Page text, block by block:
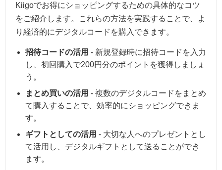
Kiigoでお得にショッピングするための具体的なコツ
をご紹介します。これらの方法を実践することで、よ
り経済的にデジタルコードを購入できます。
招待コードの活用 - 新規登録時に招待コードを入力
し、初回購入で200円分のポイントを獲得しましょ
う。
まとめ買いの活用 - 複数のデジタルコードをまとめ
て購入することで、効率的にショッピングできま
す。
ギフトとしての活用 - 大切な人へのプレゼントとし
て活用し、デジタルギフトとして送ることができ
ます。